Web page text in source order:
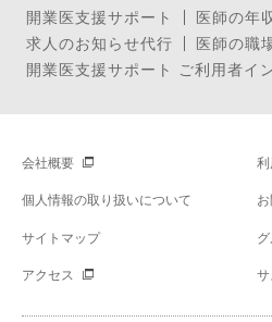
開業医支援サポート
医師の年
求人のお知らせ代行
医師の職
開業医支援サポート ご利用者イ
会社概要
個人情報の取り扱いについて
サイトマップ
アクセス